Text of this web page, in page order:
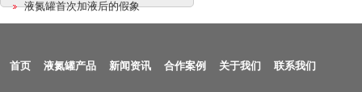
液氮罐首次加液后的假象
首页 液氮罐产品 新闻资讯 合作案例 关于我们 联系我们